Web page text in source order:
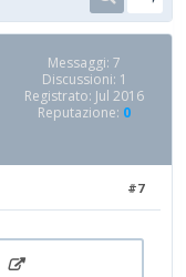
Messaggi: 7
Discussioni: 1
Registrato: Jul 2016
Reputazione: 0
#7